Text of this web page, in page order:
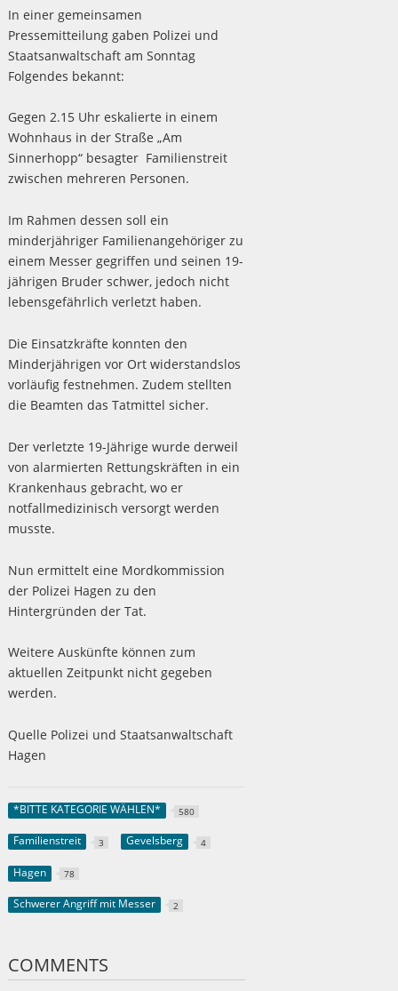
In einer gemeinsamen
Pressemitteilung gaben Polizei und
Staatsanwaltschaft am Sonntag
Folgendes bekannt:
Gegen 2.15 Uhr eskalierte in einem
Wohnhaus in der Straße „Am
Sinnerhopp“ besagter Familienstreit
zwischen mehreren Personen.
Im Rahmen dessen soll ein
minderjähriger Familienangehöriger zu
einem Messer gegriffen und seinen 19-
jährigen Bruder schwer, jedoch nicht
lebensgefährlich verletzt haben.
Die Einsatzkräfte konnten den
Minderjährigen vor Ort widerstandslos
vorläufig festnehmen. Zudem stellten
die Beamten das Tatmittel sicher.
Der verletzte 19-Jährige wurde derweil
von alarmierten Rettungskräften in ein
Krankenhaus gebracht, wo er
notfallmedizinisch versorgt werden
musste.
Nun ermittelt eine Mordkommission
der Polizei Hagen zu den
Hintergründen der Tat.
Weitere Auskünfte können zum
aktuellen Zeitpunkt nicht gegeben
werden.
Quelle Polizei und Staatsanwaltschaft
Hagen
*BITTE KATEGORIE WÄHLEN* 580
Familienstreit 3 Gevelsberg 4
Hagen 78
Schwerer Angriff mit Messer 2
COMMENTS